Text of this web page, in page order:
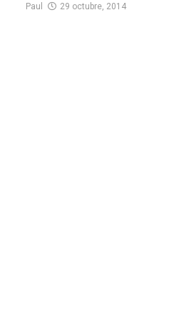
Paul 29 octubre, 2014